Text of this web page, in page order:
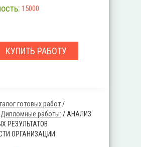
готовых работ/
работы: / АНАЛИЗ
РЕЗУЛЬТАТОВ
ОРГАНИЗАЦИИ
15000
КУПИТЬ РАБОТУ